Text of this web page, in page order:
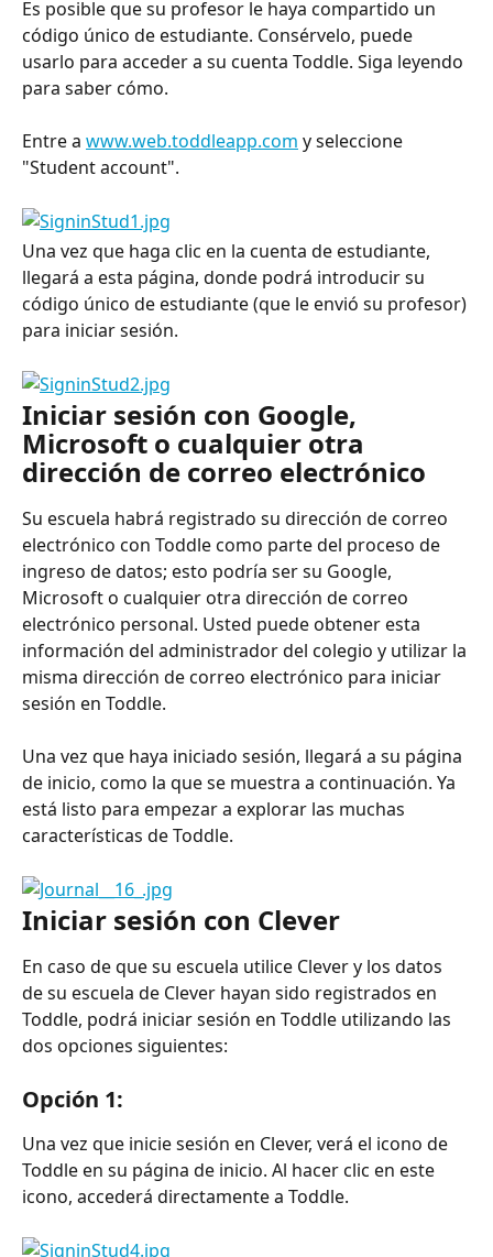
Es posible que su profesor le haya compartido un
código único de estudiante. Consérvelo, puede
usarlo para acceder a su cuenta Toddle. Siga leyendo
para saber cómo.
Entre a www.web.toddleapp.com y seleccione
"Student account".
Una vez que haga clic en la cuenta de estudiante,
llegará a esta página, donde podrá introducir su
código único de estudiante (que le envió su profesor)
para iniciar sesión.
Iniciar sesión con Google,
Microsoft o cualquier otra
dirección de correo electrónico
Su escuela habrá registrado su dirección de correo
electrónico con Toddle como parte del proceso de
ingreso de datos; esto podría ser su Google,
Microsoft o cualquier otra dirección de correo
electrónico personal. Usted puede obtener esta
información del administrador del colegio y utilizar la
misma dirección de correo electrónico para iniciar
sesión en Toddle.
Una vez que haya iniciado sesión, llegará a su página
de inicio, como la que se muestra a continuación. Ya
está listo para empezar a explorar las muchas
características de Toddle.
Iniciar sesión con Clever
En caso de que su escuela utilice Clever y los datos
de su escuela de Clever hayan sido registrados en
Toddle, podrá iniciar sesión en Toddle utilizando las
dos opciones siguientes:
Opción 1:
Una vez que inicie sesión en Clever, verá el icono de
Toddle en su página de inicio. Al hacer clic en este
icono, accederá directamente a Toddle.